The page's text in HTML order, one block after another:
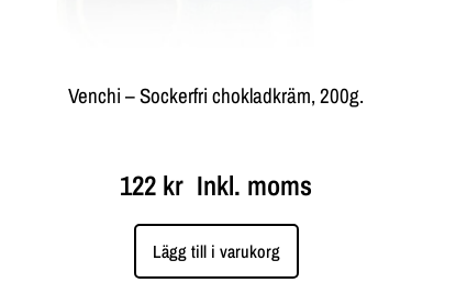
Venchi – Sockerfri chokladkräm, 200g.
122 kr Inkl. moms
Lägg till i varukorg